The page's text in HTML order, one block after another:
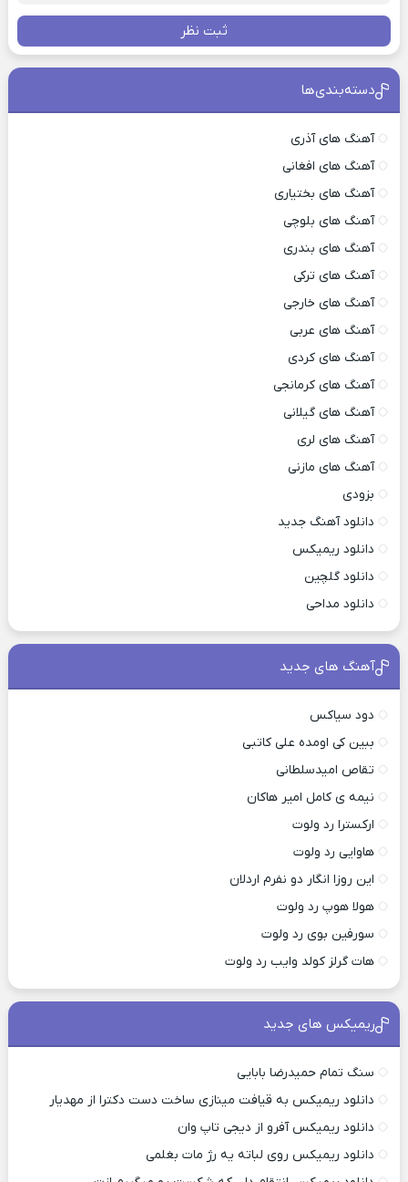
ثبت نظر
دسته‌بندی‌ها
آهنگ های آذری
آهنگ های افغانی
آهنگ های بختیاری
آهنگ های بلوچی
آهنگ های بندری
آهنگ های ترکی
آهنگ های خارجی
آهنگ های عربی
آهنگ های کردی
آهنگ های کرمانجی
آهنگ های گیلانی
آهنگ های لری
آهنگ های مازنی
بزودی
دانلود آهنگ جدید
دانلود ریمیکس
دانلود گلچین
دانلود مداحی
آهنگ های جدید
دود سیاکس
ببین کی اومده علی کاتبی
تقاص امیدسلطانی
نیمه ی کامل امیر هاکان
ارکسترا رد ولوت
هاوایی رد ولوت
این روزا انگار دو نفرم اردلان
هولا هوپ رد ولوت
سورفین بوی رد ولوت
هات گرلز کولد وایب رد ولوت
ریمیکس های جدید
سنگ تمام حمیدرضا بابایی
دانلود ریمیکس به قیافت مینازی ساخت دست دکترا از مهدیار
دانلود ریمیکس آفرو از ديجی تاپ وان
دانلود ریمیکس روی لباته یه رژ مات بغلمی